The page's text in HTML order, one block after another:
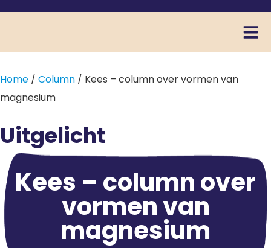
Home / Column / Kees – column over vormen van
magnesium
Uitgelicht
Kees – column over
vormen van
magnesium